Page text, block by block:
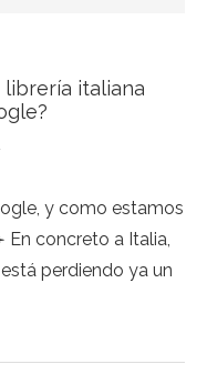
librería italiana
y como estamos
concreto a Italia,
perdiendo ya un